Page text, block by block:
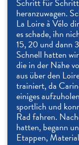
Schritt für
heranzuwagen.
La Loire à Vélo
es schade, ihn
15, 20 und dann
Schnell hatten
die in der Nähe
aus über den
trainiert, da
einiges
sportlich und
Rad fahren.
hatten, begann
Etappen,